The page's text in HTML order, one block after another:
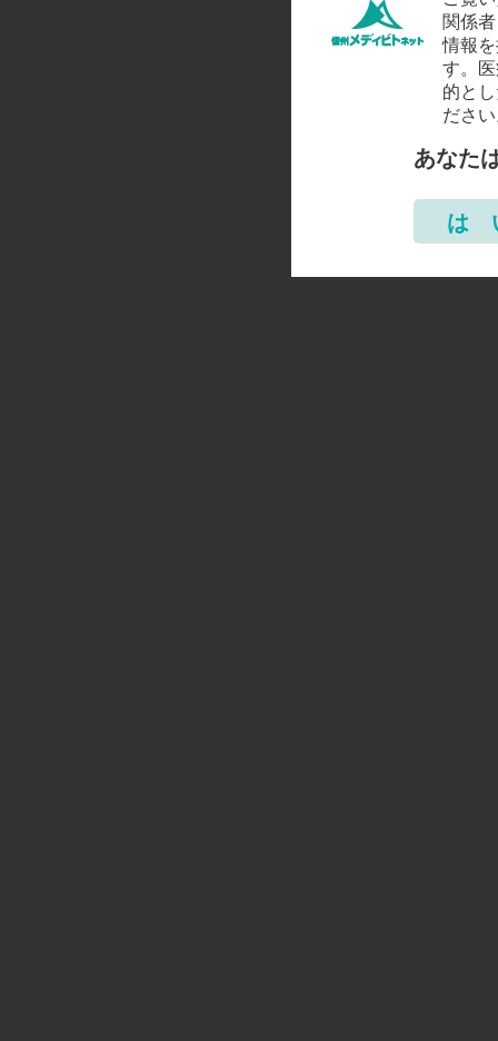
関係
情報
す。
的と
ださ
あなた
は